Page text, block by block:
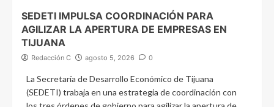
SEDETI IMPULSA COORDINACIÓN PARA
AGILIZAR LA APERTURA DE EMPRESAS EN
TIJUANA
Redacción C agosto 5, 2026 0
La Secretaría de Desarrollo Económico de Tijuana
(SEDETI) trabaja en una estrategia de coordinación con